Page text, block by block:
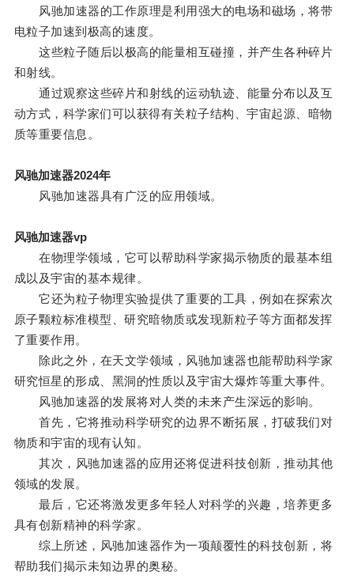
风驰加速器的工作原理是利用强大的电场和磁场，将带
电粒子加速到极高的速度。
这些粒子随后以极高的能量相互碰撞，并产生各种碎片
和射线。
通过观察这些碎片和射线的运动轨迹、能量分布以及互
动方式，科学家们可以获得有关粒子结构、宇宙起源、暗物
质等重要信息。
风驰加速器2024年
风驰加速器具有广泛的应用领域。
风驰加速器vp
在物理学领域，它可以帮助科学家揭示物质的最基本组
成以及宇宙的基本规律。
它还为粒子物理实验提供了重要的工具，例如在探索次
原子颗粒标准模型、研究暗物质或发现新粒子等方面都发挥
了重要作用。
除此之外，在天文学领域，风驰加速器也能帮助科学家
研究恒星的形成、黑洞的性质以及宇宙大爆炸等重大事件。
风驰加速器的发展将对人类的未来产生深远的影响。
首先，它将推动科学研究的边界不断拓展，打破我们对
物质和宇宙的现有认知。
其次，风驰加速器的应用还将促进科技创新，推动其他
领域的发展。
最后，它还将激发更多年轻人对科学的兴趣，培养更多
具有创新精神的科学家。
综上所述，风驰加速器作为一项颠覆性的科技创新，将
帮助我们揭示未知边界的奥秘。